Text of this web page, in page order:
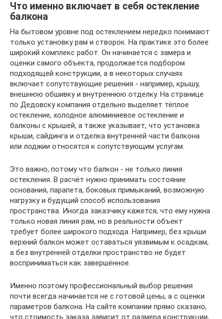
Что именно включает в себя остекление
балкона
На бытовом уровне под остеклением нередко понимают
только установку рам и створок. На практике это более
широкий комплекс работ. Он начинается с замера и
оценки самого объекта, продолжается подбором
подходящей конструкции, а в некоторых случаях
включает сопутствующие решения - например, крышу,
внешнюю обшивку и внутреннюю отделку. На странице
по Дедовску компания отдельно выделяет тёплое
остекление, холодное алюминиевое остекление и
балконы с крышей, а также указывает, что установка
крыши, сайдинга и отделка внутренней части балкона
или лоджии относятся к сопутствующим услугам.
Это важно, потому что балкон - не только линия
остекления. В расчёт нужно принимать состояние
основания, парапета, боковых примыканий, возможную
нагрузку и будущий способ использования
пространства. Иногда заказчику кажется, что ему нужна
только новая линия рам, но в реальности объект
требует более широкого подхода. Например, без крыши
верхний балкон может оставаться уязвимым к осадкам,
а без внутренней отделки пространство не будет
восприниматься как завершённое.
Именно поэтому профессиональный выбор решения
почти всегда начинается не с готовой цены, а с оценки
параметров балкона. На сайте компании прямо сказано,
что стоимость заказа зависит от размера конструкции,